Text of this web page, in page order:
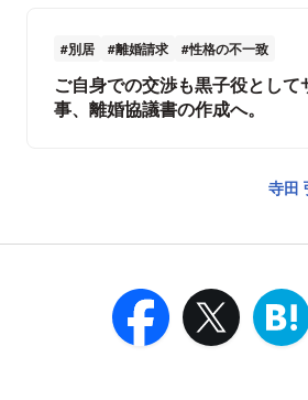
別居 離婚請求 性格の不一致
ご自身での交渉も黒子役として
事、離婚協議書の作成へ。
寺田